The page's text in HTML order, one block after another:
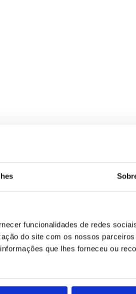
funcionalidades de redes
do site com os nossos
que lhes forneceu ou
e exclusivamente por parte da